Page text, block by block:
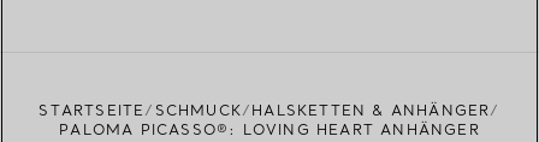
STARTSEITE SCHMUCK
HALSKETTEN & ANHÄNGER
PALOMA PICASSO®: LOVING HEART ANHÄNGER